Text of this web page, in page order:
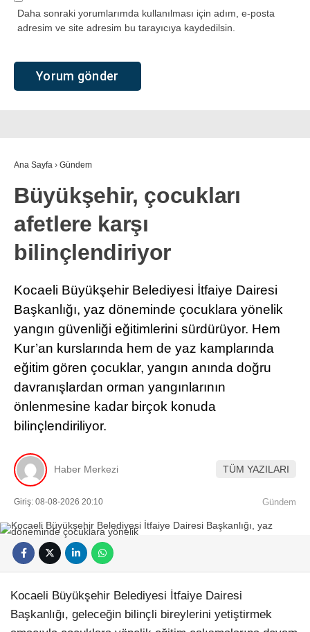
Daha sonraki yorumlarımda kullanılması için adım, e-posta
adresim ve site adresim bu tarayıcıya kaydedilsin.
Ana Sayfa › Gündem
Büyükşehir, çocukları
afetlere karşı
bilinçlendiriyor
Kocaeli Büyükşehir Belediyesi İtfaiye Dairesi
Başkanlığı, yaz döneminde çocuklara yönelik
yangın güvenliği eğitimlerini sürdürüyor. Hem
Kur’an kurslarında hem de yaz kamplarında
eğitim gören çocuklar, yangın anında doğru
davranışlardan orman yangınlarının
önlenmesine kadar birçok konuda
bilinçlendiriliyor.
Haber Merkezi TÜM YAZILARI
Giriş: 08-08-2026 20:10 Gündem
Kocaeli Büyükşehir Belediyesi İtfaiye Dairesi
Başkanlığı, geleceğin bilinçli bireylerini yetiştirmek